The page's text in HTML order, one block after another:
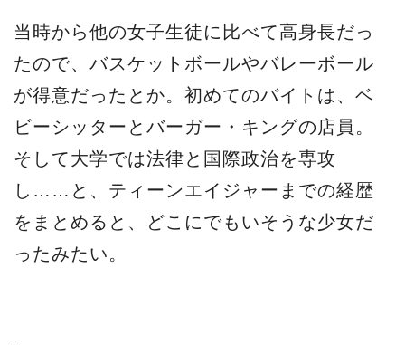
当時から他の女子生徒に比べて高身長だっ
たので、バスケットボールやバレーボール
が得意だったとか。初めてのバイトは、ベ
ビーシッターとバーガー・キングの店員。
そして大学では法律と国際政治を専攻
し……と、ティーンエイジャーまでの経歴
をまとめると、どこにでもいそうな少女だ
ったみたい。